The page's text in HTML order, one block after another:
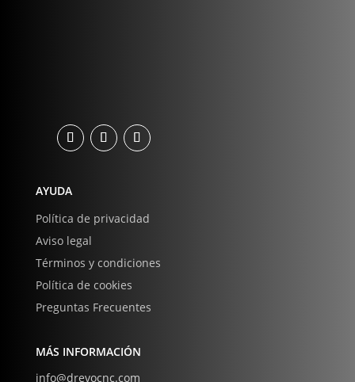
AYUDA
Política de privacidad
Aviso legal
Términos y condiciones
Política de cookies
Preguntas Frecuentes
MÁS INFORMACIÓN
info@drevocnc.com